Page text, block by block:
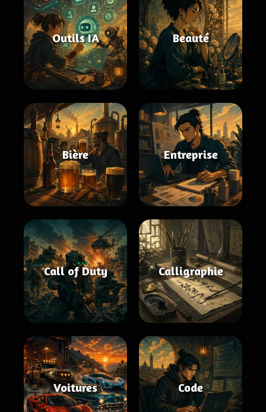
Outils IA Beauté
Bière Entreprise
Call of Duty Calligraphie
Voitures Code